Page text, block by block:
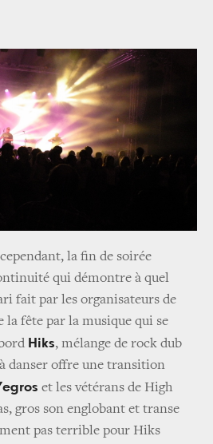
la fin de soirée
qui démontre à quel
fait par les organisateurs de
la fête par la musique qui se
Hiks, mélange de rock dub
danser offre une transition
et les vétérans de High
gros son englobant et transe
pas terrible pour Hiks